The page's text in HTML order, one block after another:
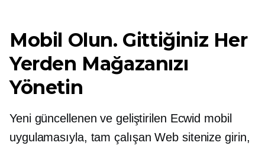
Mobil Olun. Gittiğiniz Her
Yerden Mağazanızı
Yönetin
Yeni güncellenen ve geliştirilen Ecwid mobil
uygulamasıyla, tam çalışan Web sitenize girin,